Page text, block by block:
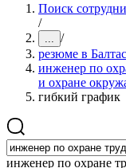
Поиск
/
... /
резюме в
инженер по
и охране
гибкий график
инженер по охране